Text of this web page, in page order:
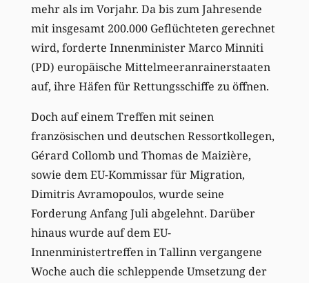
mehr als im Vorjahr. Da bis zum Jahresende
mit insgesamt 200.000 Geflüchteten gerechnet
wird, forderte Innenminister Marco Minniti
(PD) europäische Mittelmeeranrainerstaaten
auf, ihre Häfen für Rettungsschiffe zu öffnen.
Doch auf einem Treffen mit seinen
französischen und deutschen Ressortkollegen,
Gérard Collomb und Thomas de Maizière,
sowie dem EU-Kommissar für Migration,
Dimitris Avramopoulos, wurde seine
Forderung Anfang Juli abgelehnt. Darüber
hinaus wurde auf dem EU-
Innenministertreffen in Tallinn vergangene
Woche auch die schleppende Umsetzung der